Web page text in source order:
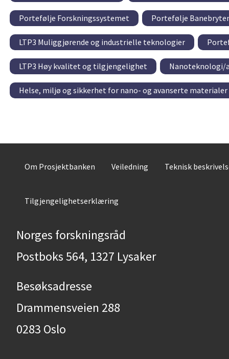
Portefølje Forskningssystemet Portefølje
LTP3 Muliggjørende og industrielle teknologier
LTP3 Høy kvalitet og tilgjengelighet Nanoteknologi/
Helse, miljø og sikkerhet for nano- og avanserte materialer
Om Prosjektbanken Veiledning Teknisk
Tilgjengelighetserklæring
Norges forskningsråd
Postboks 564, 1327 Lysaker
Besøksadresse
Drammensveien 288
0283 Oslo